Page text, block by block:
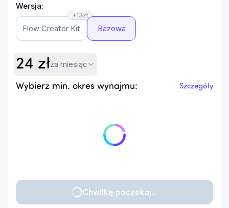
Wersja:
+13zł
Flow Creator Kit Bazowa
24 złza miesiąc
Wybierz min. okres wynajmu: Szczegóły
Chwilkę poczekaj...